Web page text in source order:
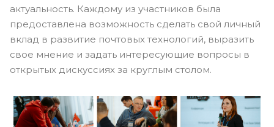
актуальность. Каждому из участников была
предоставлена возможность сделать свой личный
вклад в развитие почтовых технологий, выразить
свое мнение и задать интересующие вопросы в
открытых дискуссиях за круглым столом.